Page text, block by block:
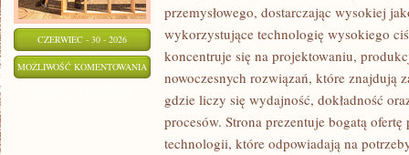
CZERWIEC - 30 - 2026
MOŻLIWOŚĆ KOMENTOWANIA
ZRÓWNOWAŻONY
przemysłowego, dostarczając wysokiej
wykorzystujące technologię wysokiego
koncentruje się na projektowaniu,
nowoczesnych rozwiązań, które znajdują
gdzie liczy się wydajność, dokładność
procesów. Strona prezentuje bogatą ofertę
technologii, które odpowiadają na